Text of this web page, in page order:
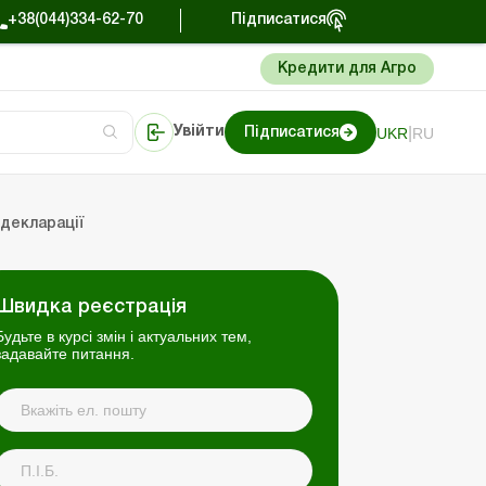
+38(044)334-62-70 Підписатися
Кредити для Агро
Увійти Підписатися UKR RU
реєстрація
в курсі змін і актуальних тем,
питання.